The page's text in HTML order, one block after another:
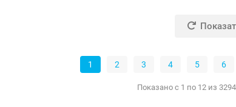
1 2 3 4 5 6
Показано с 1 по 12 из